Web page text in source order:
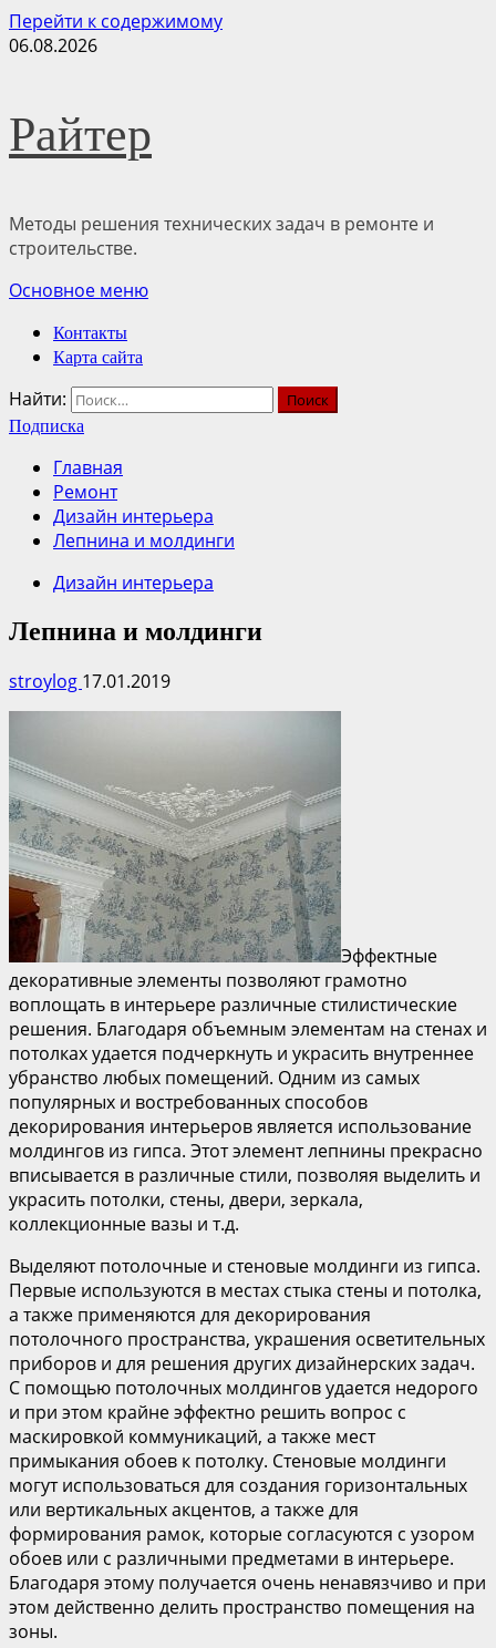
Перейти к содержимому
06.08.2026
Райтер
Методы решения технических задач в ремонте и
строительстве.
Основное меню
Контакты
Карта сайта
Найти:
Подписка
Главная
Ремонт
Дизайн интерьера
Лепнина и молдинги
Дизайн интерьера
Лепнина и молдинги
stroylog 17.01.2019
Эффектные
декоративные элементы позволяют грамотно
воплощать в интерьере различные стилистические
решения. Благодаря объемным элементам на стенах и
потолках удается подчеркнуть и украсить внутреннее
убранство любых помещений. Одним из самых
популярных и востребованных способов
декорирования интерьеров является использование
молдингов из гипса. Этот элемент лепнины прекрасно
вписывается в различные стили, позволяя выделить и
украсить потолки, стены, двери, зеркала,
коллекционные вазы и т.д.
Выделяют потолочные и стеновые молдинги из гипса.
Первые используются в местах стыка стены и потолка,
а также применяются для декорирования
потолочного пространства, украшения осветительных
приборов и для решения других дизайнерских задач.
С помощью потолочных молдингов удается недорого
и при этом крайне эффектно решить вопрос с
маскировкой коммуникаций, а также мест
примыкания обоев к потолку. Стеновые молдинги
могут использоваться для создания горизонтальных
или вертикальных акцентов, а также для
формирования рамок, которые согласуются с узором
обоев или с различными предметами в интерьере.
Благодаря этому получается очень ненавязчиво и при
этом действенно делить пространство помещения на
зоны.